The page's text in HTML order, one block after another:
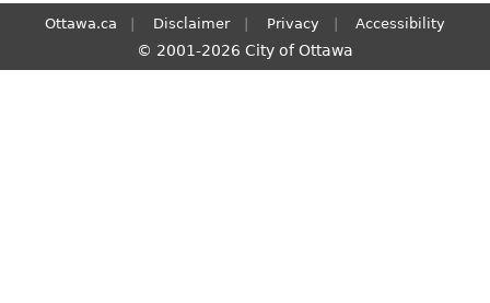
Ottawa.ca Disclaimer Privacy Accessibility
© 2001-2026 City of Ottawa